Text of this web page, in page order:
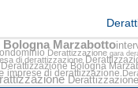
Bologna Marzabotto
Derattizzazione gara
di derattizzazione
Derattizzazione Bologna
imprese di derattizzazione